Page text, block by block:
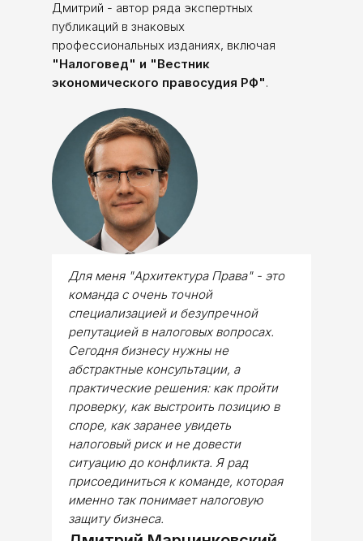
Дмитрий - автор ряда экспертных
публикаций в знаковых
профессиональных изданиях, включая
"Налоговед" и "Вестник
экономического правосудия РФ".
Для меня "Архитектура Права" - это
команда с очень точной
специализацией и безупречной
репутацией в налоговых вопросах.
Сегодня бизнесу нужны не
абстрактные консультации, а
практические решения: как пройти
проверку, как выстроить позицию в
споре, как заранее увидеть
налоговый риск и не довести
ситуацию до конфликта. Я рад
присоединиться к команде, которая
именно так понимает налоговую
защиту бизнеса.